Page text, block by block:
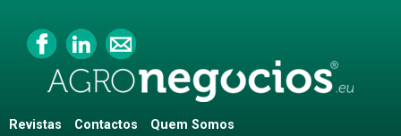
Revistas Contactos Quem Somos